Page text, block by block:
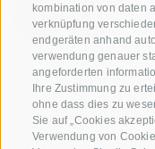
kombination von daten
verknüpfung
endgeräten anhand
verwendung genauer
angeforderten
Ihre Zustimmung zu
ohne dass dies zu
Sie auf „Cookies
Verwendung von
Fragen &
Unsere Apfelsorten
Apfelrezepte